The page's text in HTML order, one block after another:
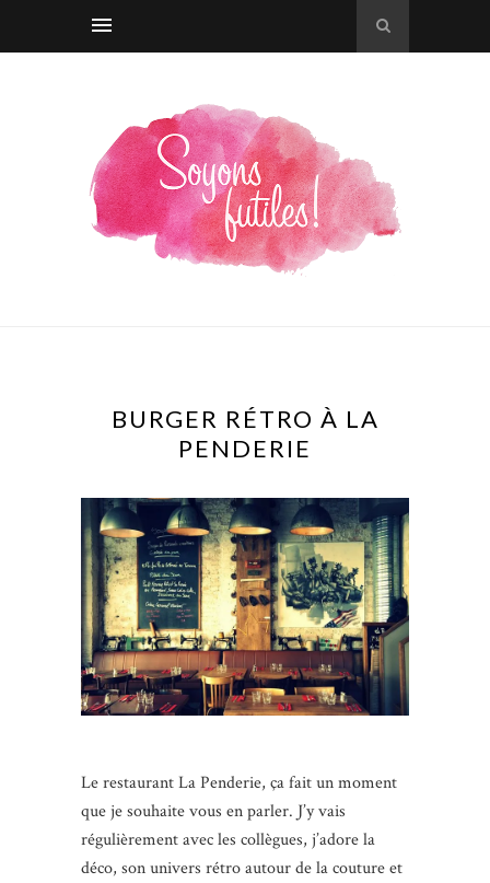
BURGER RÉTRO À LA
PENDERIE
Le restaurant La Penderie, ça fait un moment
que je souhaite vous en parler. J’y vais
régulièrement avec les collègues, j’adore la
déco, son univers rétro autour de la couture et